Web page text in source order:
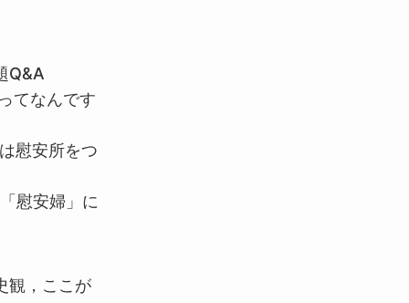
Q&A
なんです
慰安所をつ
慰安婦」に
，ここが